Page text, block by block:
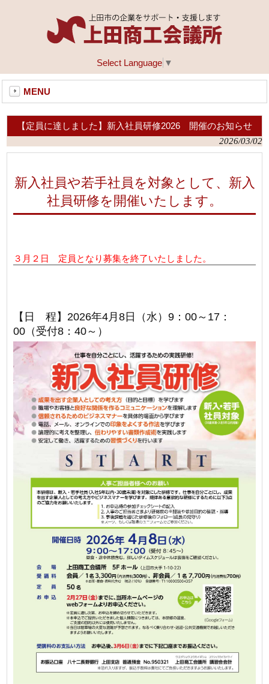
Select Language ▼
MENU
【定員に達しました】新入社員研修2026 開催のお知らせ
2026/03/02
新入社員や若手社員を対象として、新入
社員研修を開催いたします。
３月２日 定員となり募集を終了いたしました。
【日 程】2026年4月8日（水）9：00～17：
00（受付8：40～）